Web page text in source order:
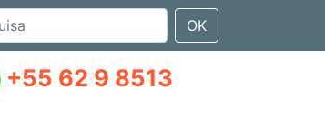
OK
+55 62 9 8513